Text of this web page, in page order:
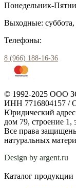
Понедельник-
Выходные: суббота,
Телефоны:
8 (966) 188-16-36
© 1992-2025 ООО
ИНН 7716804157 /
Юридический
дом 79, строение 1,
Все права
натуральных
Design by argent.ru
Каталог продукции